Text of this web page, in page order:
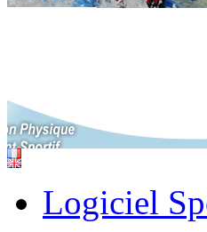
Logiciel